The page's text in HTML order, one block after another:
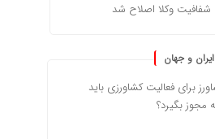
وکلا اصلاح شد
و جهان
برای فعالیت کشاورزی باید
مجوز بگیرد؟